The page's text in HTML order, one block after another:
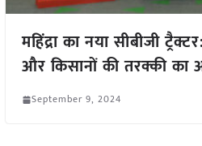
महिंद्रा का नया सीबीजी
और किसानों की तरक्की का
September 9, 2024